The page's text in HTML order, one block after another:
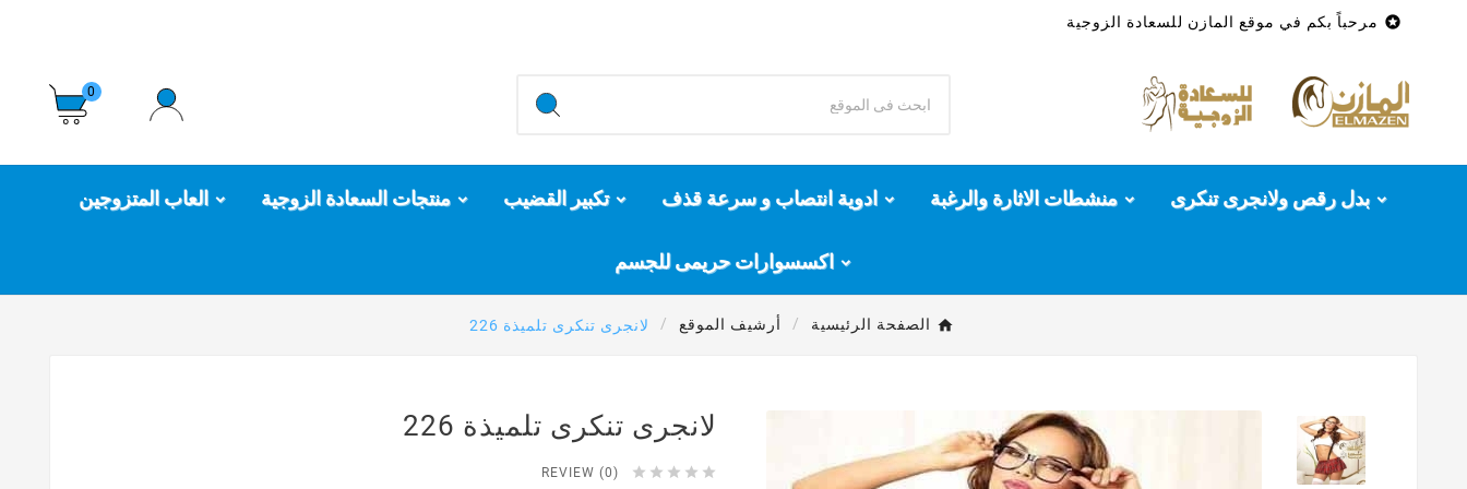
 مرحباً بكم في موقع المازن للسعادة الزوجية
0
بدل رقص ولانجرى تنكرى منشطات الاثارة والرغبة ادوية انتصاب و سرعة قذف تكبير القضيب منتجات السعادة الزوجية العاب المتزوجين
اكسسوارات حريمى للجسم
الصفحة الرئيسية أرشيف الموقع لانجرى تنكرى تلميذة 226
لانجرى تنكرى تلميذة 226





REVIEW (0)